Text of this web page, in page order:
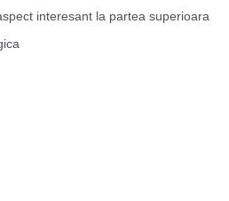
interesant la partea superioara